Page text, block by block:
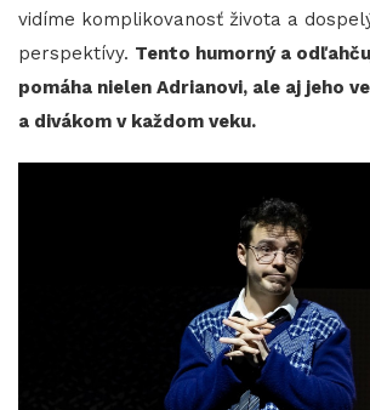
vidíme komplikovanosť života a
perspektívy. Tento humorný a
pomáha nielen Adrianovi, ale aj jeho
a divákom v každom veku.